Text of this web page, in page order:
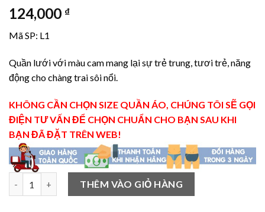
124,000 ₫
Mã SP: L1
Quần lưới với màu cam mang lại sự trẻ trung, tươi trẻ, năng
động cho chàng trai sôi nổi.
KHÔNG CẦN CHỌN SIZE QUẦN ÁO, CHÚNG TÔI SẼ GỌI
ĐIỆN TƯ VẤN ĐỂ CHỌN CHUẨN CHO BẠN SAU KHI
BẠN ĐÃ ĐẶT TRÊN WEB!
Quần lưới màu cam tươi trẻ số lượng
THÊM VÀO GIỎ HÀNG